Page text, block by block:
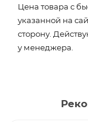
Цена товара с
указанной на
сторону.
у менеджера.